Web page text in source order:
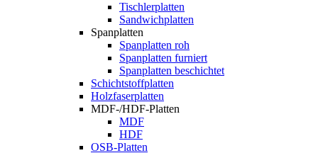
Tischlerplatten
Sandwichplatten
Spanplatten
Spanplatten roh
Spanplatten furniert
Spanplatten beschichtet
Schichtstoffplatten
Holzfaserplatten
MDF-/HDF-Platten
MDF
HDF
OSB-Platten